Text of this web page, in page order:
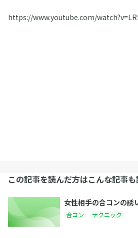
https://www.youtube.com/
この記事を読んだ方はこんな記事
女性相手の合コンの誘
合コン テクニック